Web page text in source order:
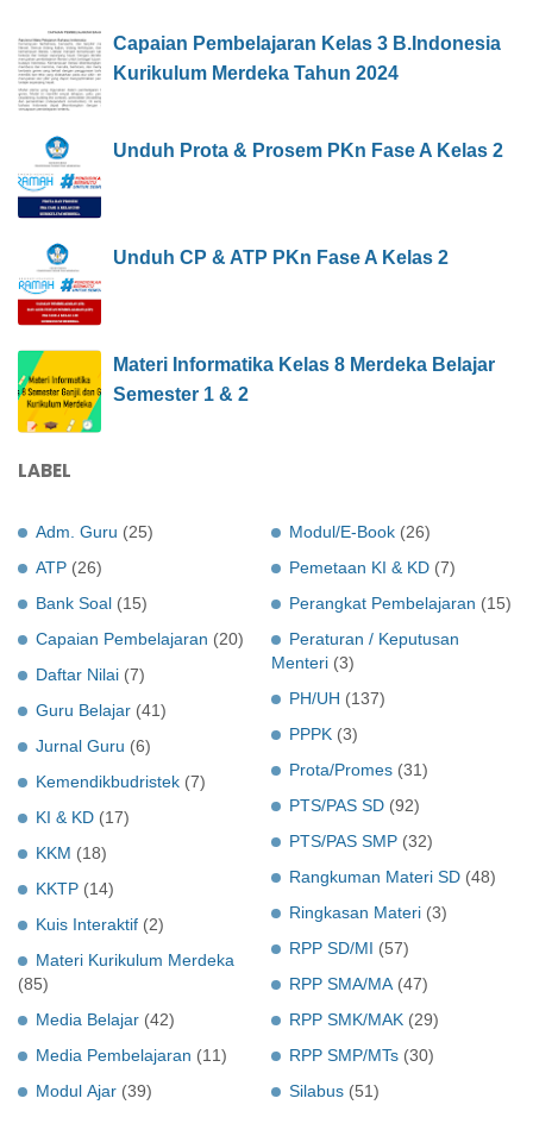
Capaian Pembelajaran Kelas 3 B.Indonesia
Kurikulum Merdeka Tahun 2024
Unduh Prota & Prosem PKn Fase A Kelas 2
Unduh CP & ATP PKn Fase A Kelas 2
Materi Informatika Kelas 8 Merdeka Belajar
Semester 1 & 2
LABEL
Adm. Guru (25)
ATP (26)
Bank Soal (15)
Capaian Pembelajaran (20)
Daftar Nilai (7)
Guru Belajar (41)
Jurnal Guru (6)
Kemendikbudristek (7)
KI & KD (17)
KKM (18)
KKTP (14)
Kuis Interaktif (2)
Materi Kurikulum Merdeka
(85)
Media Belajar (42)
Media Pembelajaran (11)
Modul Ajar (39)
Modul/E-Book (26)
Pemetaan KI & KD (7)
Perangkat Pembelajaran (15)
Peraturan / Keputusan
Menteri (3)
PH/UH (137)
PPPK (3)
Prota/Promes (31)
PTS/PAS SD (92)
PTS/PAS SMP (32)
Rangkuman Materi SD (48)
Ringkasan Materi (3)
RPP SD/MI (57)
RPP SMA/MA (47)
RPP SMK/MAK (29)
RPP SMP/MTs (30)
Silabus (51)